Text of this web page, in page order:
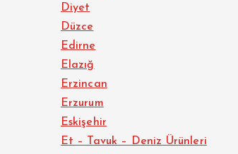
Diyet
Düzce
Edirne
Elazığ
Erzincan
Erzurum
Eskişehir
Et – Tavuk – Deniz Ürünleri